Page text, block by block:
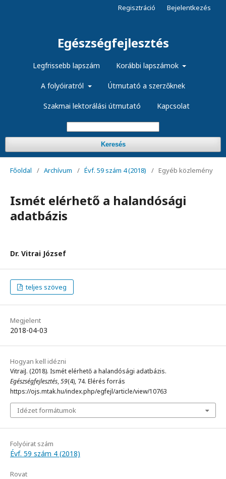
Egészségfejlesztés
Legfrissebb lapszám Korábbi lapszámok
A folyóiratról Útmutató a szerzőknek
Szakmai lektorálási útmutató Kapcsolat
Keresés
Regisztráció Bejelentkezés
Főoldal / Archívum / Évf. 59 szám 4 (2018) / Egyéb közlemény
Ismét elérhető a halandósági
adatbázis
Dr. Vitrai József
teljes szöveg
Megjelent
2018-04-03
Hogyan kell idézni
VitraiJ. (2018). Ismét elérhető a halandósági adatbázis.
Egészségfejlesztés,59(4), 74. Elérés forrás
https://ojs.mtak.hu/index.php/egfejl/article/view/10763
Idézet formátumok
Folyóirat szám
Évf. 59 szám 4 (2018)
Rovat